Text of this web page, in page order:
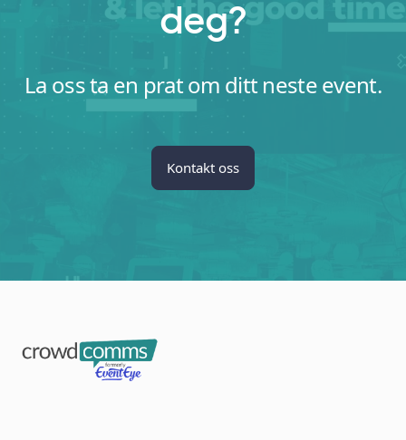
deg?
La oss ta en prat om ditt neste event.
Kontakt oss